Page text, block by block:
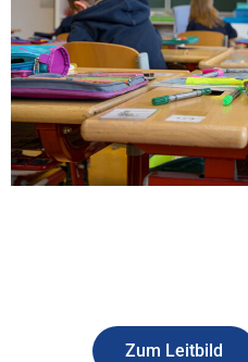
Zum Leitbild